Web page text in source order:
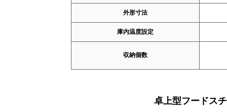
外形寸法
庫内温度設定
収納個数
卓上型フードス